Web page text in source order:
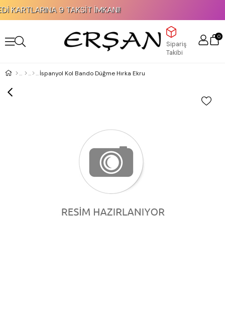
KAPIDA ÖDEME İMKANI!
Sipariş
Takibi
0
İspanyol Kol Bando Düğme Hırka Ekru